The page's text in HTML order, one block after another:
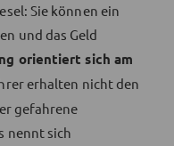
Sie können ein
und das Geld
orientiert sich am
erhalten nicht den
gefahrene
nennt sich